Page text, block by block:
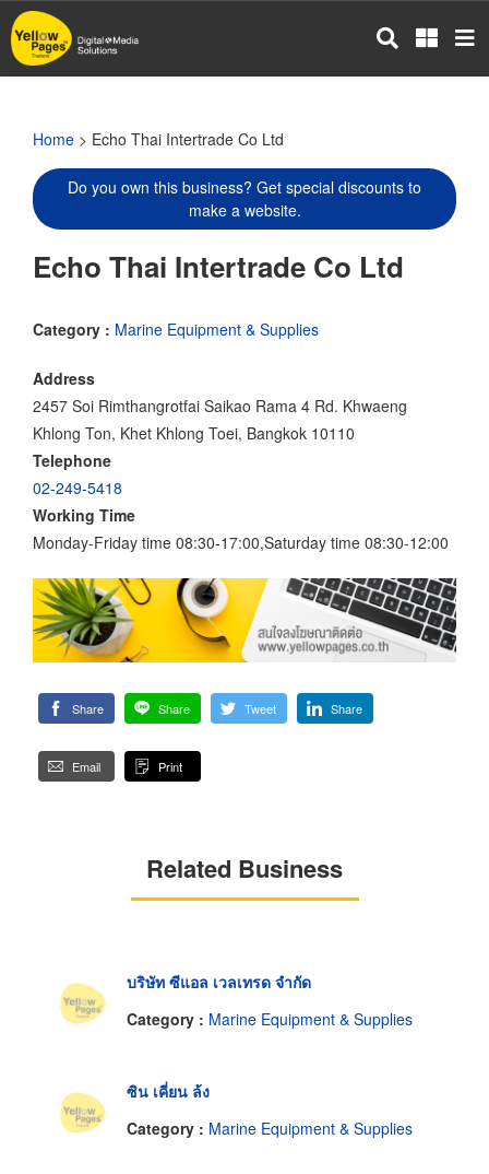
Skip
to
main
Home > Echo Thai Intertrade Co Ltd
Do you own this business? Get special discounts to
make a website.
Echo Thai Intertrade Co Ltd
Category : Marine Equipment & Supplies
Address
2457 Soi Rimthangrotfai Saikao Rama 4 Rd. Khwaeng
Khlong Ton, Khet Khlong Toei, Bangkok 10110
Telephone
02-249-5418
Working Time
Monday-Friday time 08:30-17:00,Saturday time 08:30-12:00
Share Share Tweet Share
Email Print
Related Business
บริษัท ซีแอล เวลเทรด จำกัด
Category : Marine Equipment & Supplies
ซิน เคี่ยน ล้ง
Category : Marine Equipment & Supplies